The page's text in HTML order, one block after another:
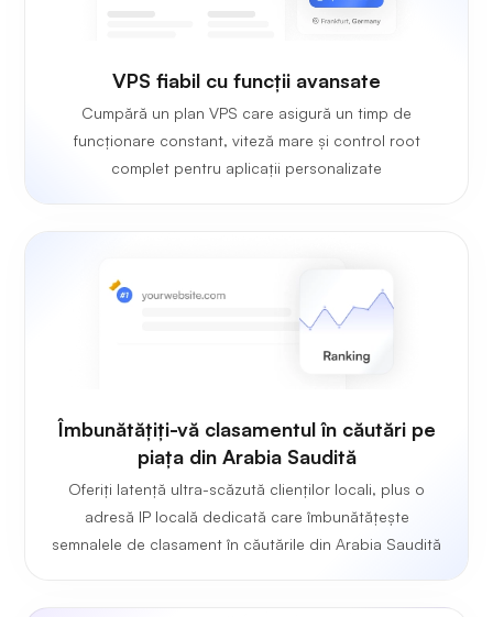
VPS fiabil cu funcții avansate
Cumpără un plan VPS care asigură un timp de
funcționare constant, viteză mare și control root
complet pentru aplicații personalizate
Îmbunătățiți-vă clasamentul în căutări pe
piața din Arabia Saudită
Oferiți latență ultra-scăzută clienților locali, plus o
adresă IP locală dedicată care îmbunătățește
semnalele de clasament în căutările din Arabia Saudită